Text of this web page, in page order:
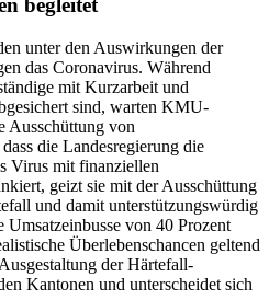
begleitet
unter den Auswirkungen der
das Coronavirus. Während
mit Kurzarbeit und
sind, warten KMU-
Ausschüttung von
die Landesregierung die
Virus mit finanziellen
geizt sie mit der Ausschüttung
und damit unterstützungswürdig
Umsatzeinbusse von 40 Prozent
Überlebenschancen geltend
der Härtefall-
Kantonen und unterscheidet sich